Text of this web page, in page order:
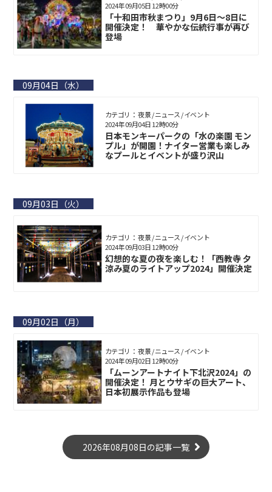
「十和田市秋まつり」9月6日〜8日に
開催決定！ 華やかな伝統行事が再び
登場
2024年09月05日 12時00分
09月04日（水）
カテゴリ： 夜景 / ニュース / イベント
日本モンキーパークの「水の楽園 モン
プル」が開園！ナイター営業も楽しみ
なプールとイベントが盛り沢山
2024年09月04日 12時00分
09月03日（火）
カテゴリ： 夜景 / ニュース / イベント
幻想的な夏の夜を楽しむ！「西教寺 夕
涼み夏のライトアップ2024」開催決定
2024年09月03日 12時00分
09月02日（月）
カテゴリ： 夜景 / ニュース / イベント
「ムーンアートナイト下北沢2024」の
開催決定！ 月とウサギの巨大アート、
日本初展示作品も登場
2024年09月02日 12時00分
2026年08月08日の記事一覧